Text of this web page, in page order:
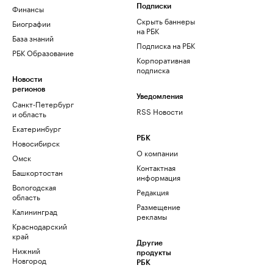
Финансы
Биографии
База знаний
РБК Образование
Новости
регионов
Санкт-Петербург
и область
Екатеринбург
Новосибирск
Омск
Башкортостан
Вологодская
область
Калининград
Краснодарский
край
Нижний
Новгород
Подписки
Скрыть баннеры
на РБК
Подписка на РБК
Корпоративная
подписка
Уведомления
RSS Новости
РБК
О компании
Контактная
информация
Редакция
Размещение
рекламы
Другие
продукты
РБК